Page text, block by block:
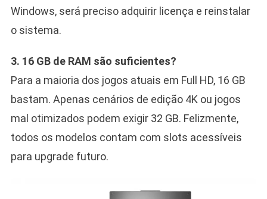
Windows, será preciso adquirir licença e reinstalar
o sistema.
3. 16 GB de RAM são suficientes?
Para a maioria dos jogos atuais em Full HD, 16 GB
bastam. Apenas cenários de edição 4K ou jogos
mal otimizados podem exigir 32 GB. Felizmente,
todos os modelos contam com slots acessíveis
para upgrade futuro.